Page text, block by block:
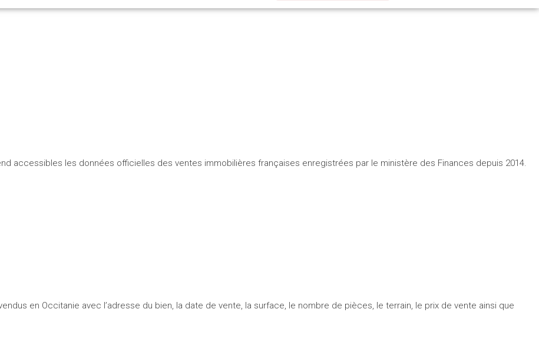
accessibles les données officielles des ventes immobilières françaises enregistrées par le ministère des Finances depuis 2014.
en Occitanie avec l’adresse du bien, la date de vente, la surface, le nombre de pièces, le terrain, le prix de vente ainsi que